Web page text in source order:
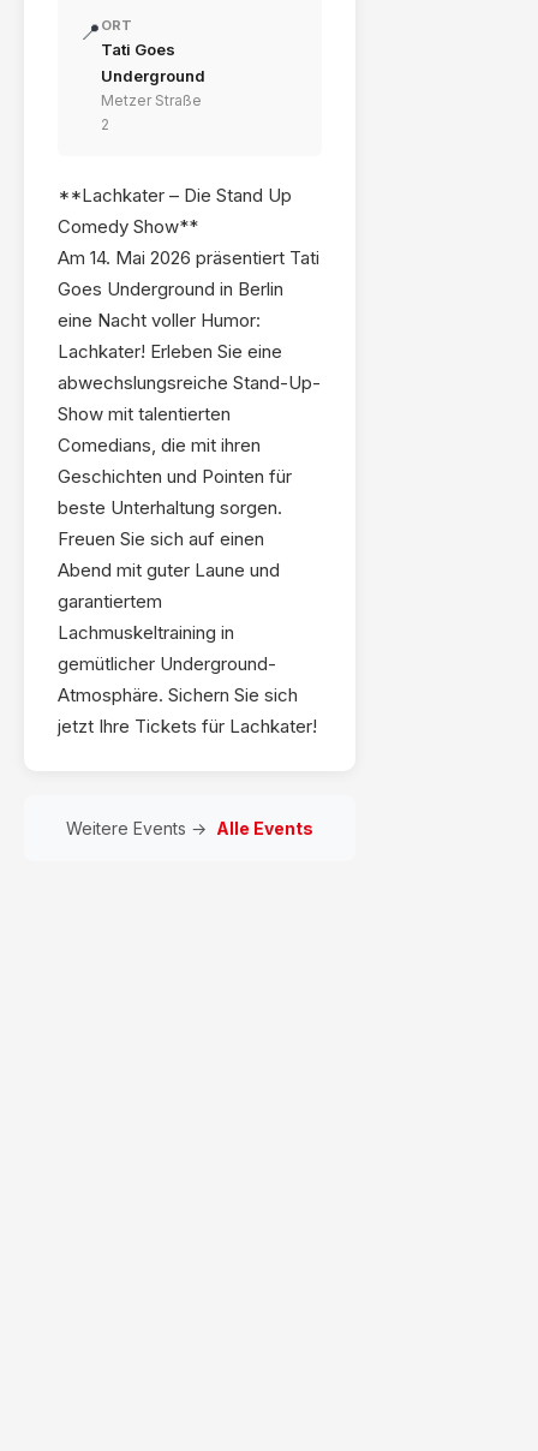
📍 ORT
Tati Goes
Underground
Metzer Straße
2
**Lachkater – Die Stand Up
Comedy Show**
Am 14. Mai 2026 präsentiert Tati
Goes Underground in Berlin
eine Nacht voller Humor:
Lachkater! Erleben Sie eine
abwechslungsreiche Stand-Up-
Show mit talentierten
Comedians, die mit ihren
Geschichten und Pointen für
beste Unterhaltung sorgen.
Freuen Sie sich auf einen
Abend mit guter Laune und
garantiertem
Lachmuskeltraining in
gemütlicher Underground-
Atmosphäre. Sichern Sie sich
jetzt Ihre Tickets für Lachkater!
Weitere Events → Alle Events